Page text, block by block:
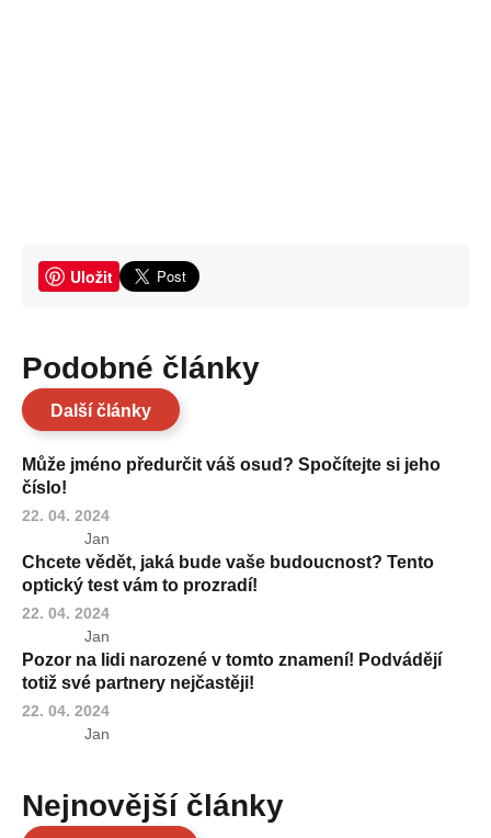
Uložit
Podobné články
Další články
Může jméno předurčit váš osud? Spočítejte si jeho
číslo!
22. 04. 2024
Jan
Chcete vědět, jaká bude vaše budoucnost? Tento
optický test vám to prozradí!
22. 04. 2024
Jan
Pozor na lidi narozené v tomto znamení! Podvádějí
totiž své partnery nejčastěji!
22. 04. 2024
Jan
Nejnovější články